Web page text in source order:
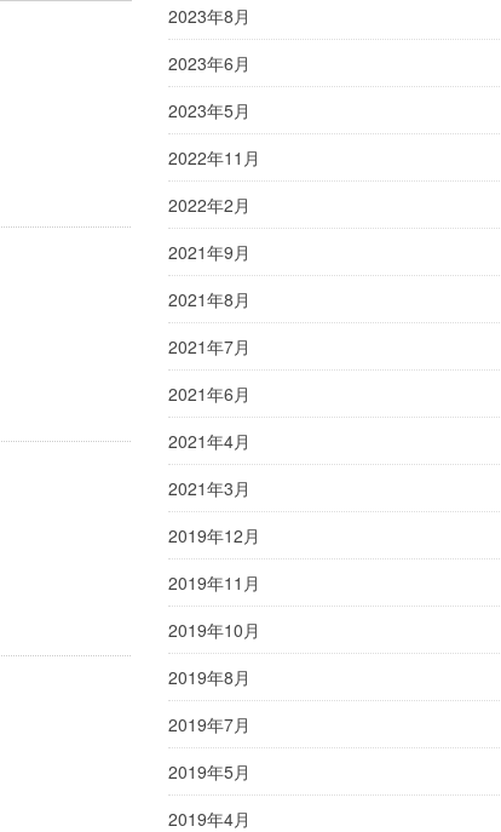
2023年8月
2023年6月
2023年5月
2022年11月
2022年2月
2021年9月
2021年8月
2021年7月
2021年6月
2021年4月
2021年3月
2019年12月
2019年11月
2019年10月
2019年8月
2019年7月
2019年5月
2019年4月